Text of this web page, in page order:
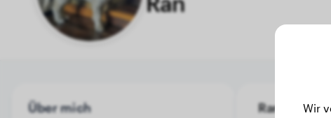
Über mich Ran's
Wir